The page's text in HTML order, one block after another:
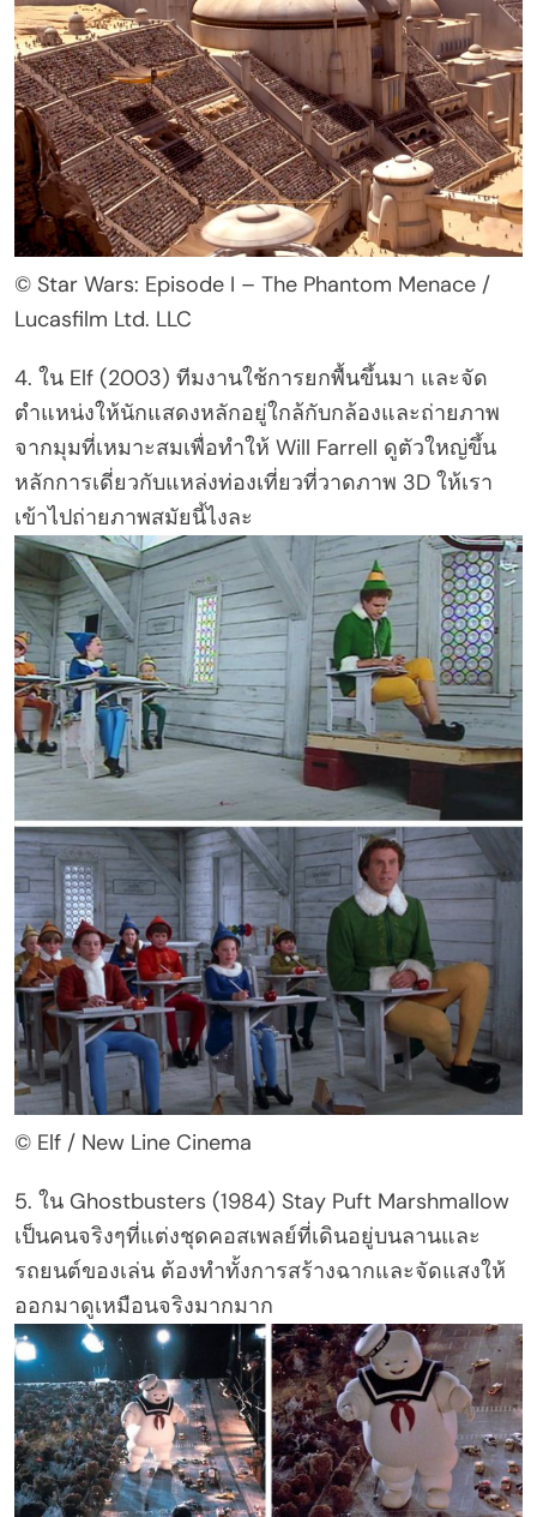
© Star Wars: Episode I – The Phantom Menace /
Lucasfilm Ltd. LLC
4. ใน Elf (2003) ทีมงานใช้การยกพื้นขึ้นมา และจัด
ตำแหน่งให้นักแสดงหลักอยู่ใกล้กับกล้องและถ่ายภาพ
จากมุมที่เหมาะสมเพื่อทำให้ Will Farrell ดูตัวใหญ่ขึ้น
หลักการเดี่ยวกับแหล่งท่องเที่ยวที่วาดภาพ 3D ให้เรา
เข้าไปถ่ายภาพสมัยนี้ไงละ
© Elf / New Line Cinema
5. ใน Ghostbusters (1984) Stay Puft Marshmallow
เป็นคนจริงๆที่แต่งชุดคอสเพลย์ที่เดินอยู่บนลานและ
รถยนต์ของเล่น ต้องทำทั้งการสร้างฉากและจัดแสงให้
ออกมาดูเหมือนจริงมากมาก